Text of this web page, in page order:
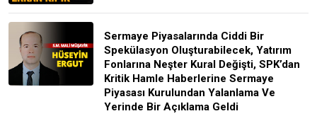
Sermaye Piyasalarında Ciddi Bir
Spekülasyon Oluşturabilecek, Yatırım
Fonlarına Neşter Kural Değişti, SPK’dan
Kritik Hamle Haberlerine Sermaye
Piyasası Kurulundan Yalanlama Ve
Yerinde Bir Açıklama Geldi